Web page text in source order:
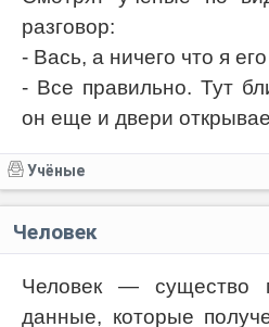
разговор:
- Вась, а ничего что я
- Все правильно. Тут
он еще и двери
Учёные
Человек
Человек — существо
данные, которые